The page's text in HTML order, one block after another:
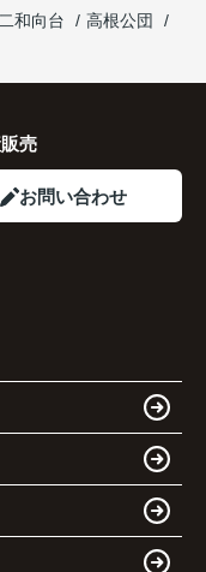
二和向台
高根公団
売
お問い合わせ